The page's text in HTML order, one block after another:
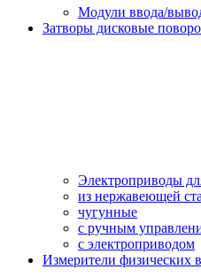
Модули ввода/
Затворы дисковые
Электроприводы
из нержавеющей
чугунные
с ручным
c электроприводом
Измерители физических